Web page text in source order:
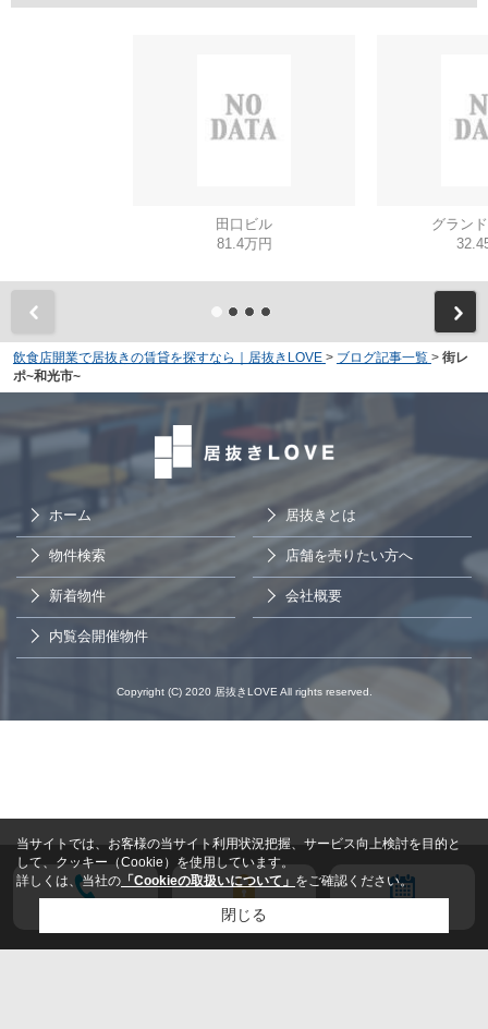
田口ビル
81.4万円
グラン
飲食店開業で居抜きの賃貸を探すなら｜居抜きLOVE > ブログ記事一覧 > 街レ
ポ~和光市~
ホーム 居抜きとは
物件検索 店舗を売りたい方へ
新着物件 会社概要
内覧会開催物件
会員登録
Copyright (C) 2020 居抜きLOVE All rights reserved.
当サイトでは、お客様の当サイト利用状況把握、サービス向上検討を目的と
して、クッキー（Cookie）を使用しています。
詳しくは、当社の 「Cookieの取扱いについて」 をご確認ください。
閉じる